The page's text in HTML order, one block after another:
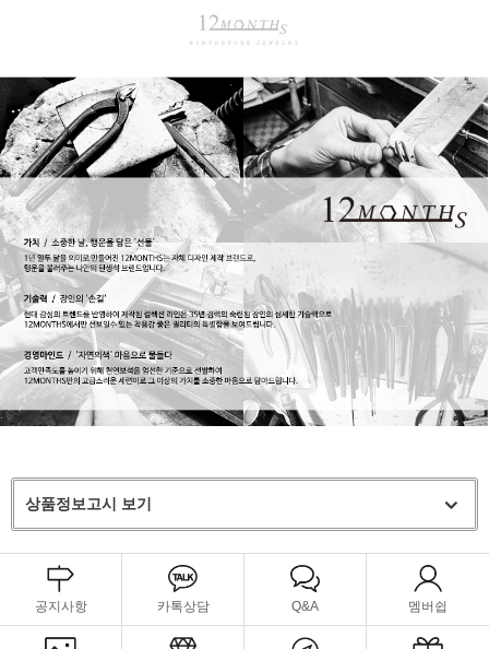
상품정보고시 보기
공지사항 카톡상담 Q&A 멤버쉽